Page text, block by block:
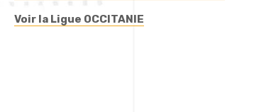
Voir la Ligue OCCITANIE